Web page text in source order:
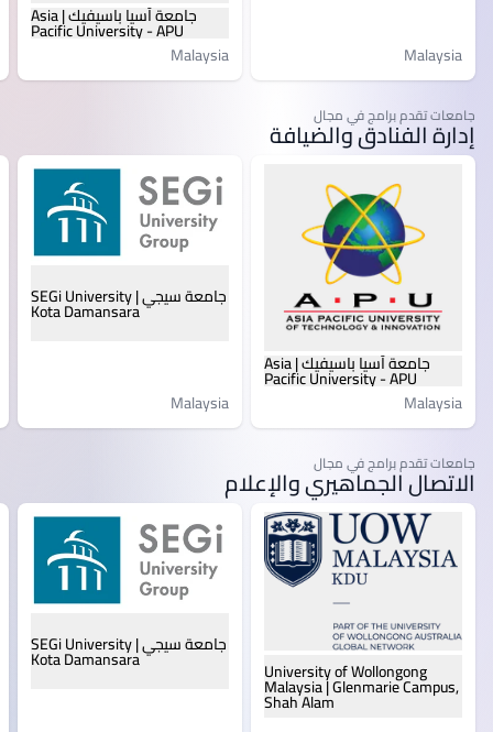
Malaysia
جامعة آسيا باسيفيك | Asia
Pacific University - APU
Malaysia
جامعات تقدم برامج في مجال
إدارة الفنادق والضيافة
جامعة آسيا باسيفيك | Asia
Pacific University - APU
Malaysia
جامعة سيجي | SEGi University
Kota Damansara
Malaysia
جامعات تقدم برامج في مجال
الاتصال الجماهيري والإعلام
University of Wollongong
Malaysia | Glenmarie Campus,
Shah Alam
جامعة سيجي | SEGi University
Kota Damansara